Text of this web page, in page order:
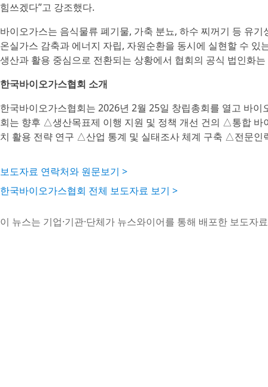
힘쓰겠다”고 강조했다.
바이오가스는 음식물류 폐기물, 가축 분뇨, 하수 찌꺼기 등 유
온실가스 감축과 에너지 자립, 자원순환을 동시에 실현할 수
생산과 활용 중심으로 전환되는 상황에서 협회의 공식 법인화
한국바이오가스협회 소개
한국바이오가스협회는 2026년 2월 25일 창립총회를 열고 바
회는 향후 △생산목표제 이행 지원 및 정책 개선 건의 △통합
치 활용 전략 연구 △산업 통계 및 실태조사 체계 구축 △전문인
보도자료 연락처와 원문보기 >
한국바이오가스협회 전체 보도자료 보기 >
이 뉴스는 기업·기관·단체가 뉴스와이어를 통해 배포한 보도자